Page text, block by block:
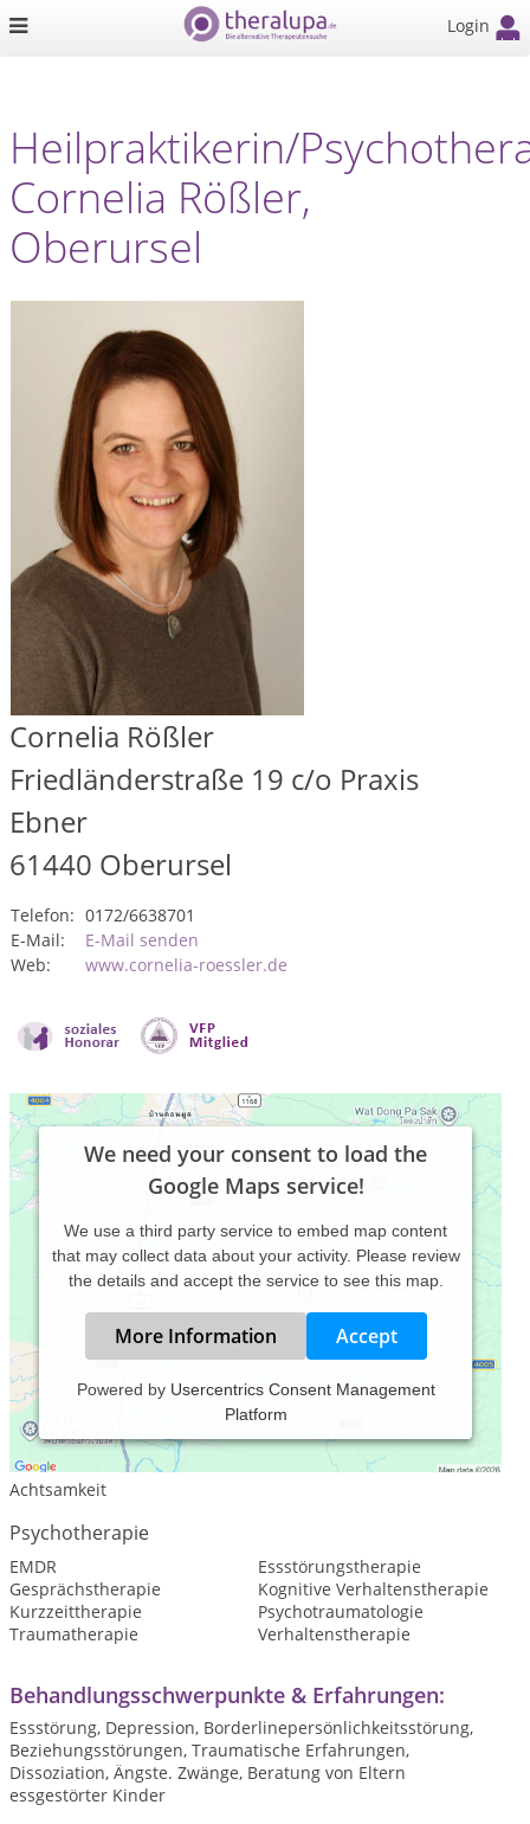
Login
Heilpraktikerin/
Cornelia Rößler,
Oberursel
Cornelia Rößler
Friedländerstraße 19 c/o Praxis
Ebner
61440 Oberursel
Telefon: 0172/6638701
E-Mail:
E-Mail senden
Web:
www.cornelia-roessler.de
We need your consent to load the
Google Maps service!
We use a third party service to embed map content
that may collect data about your activity. Please review
the details and accept the service to see this map.
More Information Accept
Powered by Usercentrics Consent Management
Platform
Leistungsspektrum:
Psychologische Beratung
Achtsamkeit
Psychotherapie
EMDR
Essstörungstherapie
Gesprächstherapie
Kognitive Verhaltenstherapie
Kurzzeittherapie
Psychotraumatologie
Traumatherapie
Verhaltenstherapie
Behandlungsschwerpunkte & Erfahrungen:
Essstörung, Depression, Borderlinepersönlichkeitsstörung,
Beziehungsstörungen, Traumatische Erfahrungen,
Dissoziation, Ängste. Zwänge, Beratung von Eltern
essgestörter Kinder